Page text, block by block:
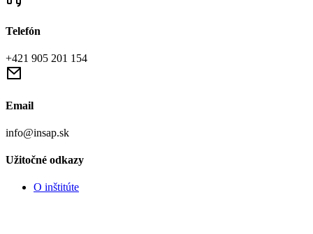
Telefón
+421 905 201 154
Email
info@insap.sk
Užitočné odkazy
O inštitúte